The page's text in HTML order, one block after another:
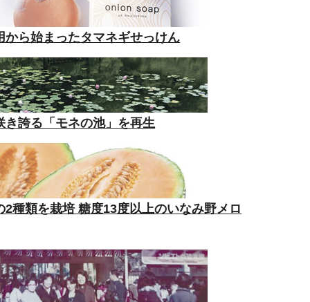
から始まったタマネギせっけん
き誇る「モネの池」を再生
2種類を栽培 糖度13度以上のいなみ野メロ